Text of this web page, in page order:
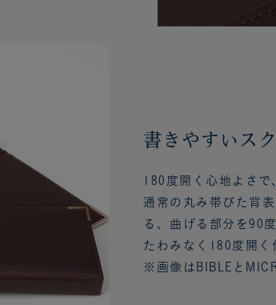
書きやすいス
180度開く心地よさ
通常の丸み帯びた背
る、曲げる部分を90
たわみなく180度開く
※画像はBIBLEと